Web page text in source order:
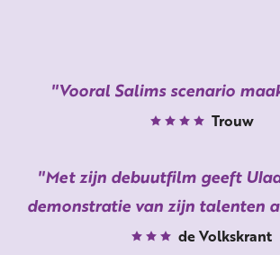
Vooral Salims scenario
Trouw
Met zijn debuutfilm geeft
demonstratie van zijn talenten
de Volkskrant